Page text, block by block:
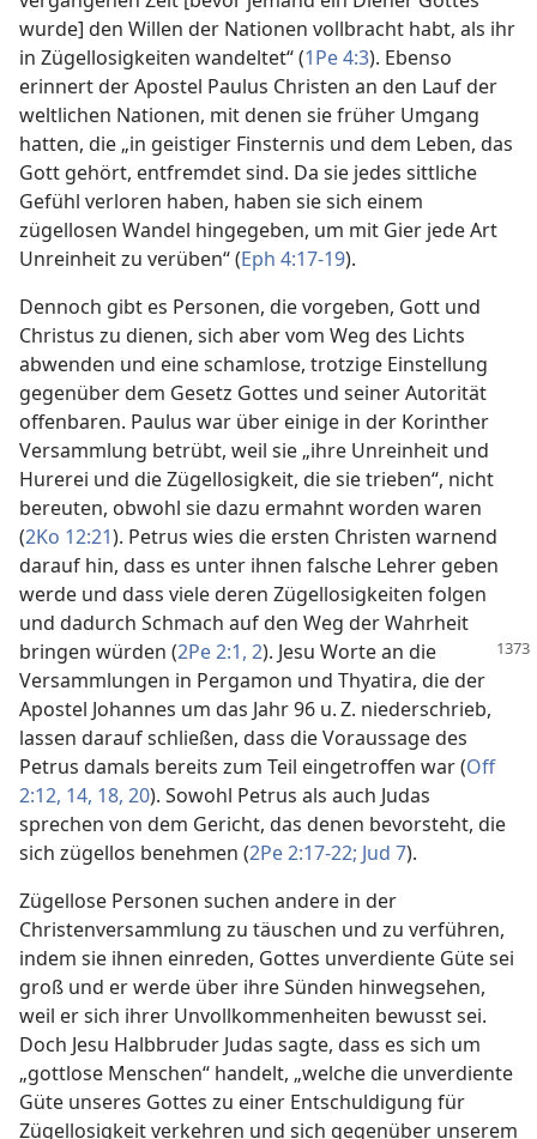
wurde] den Willen der Nationen vollbracht habt, als ihr
in Zügellosigkeiten wandeltet“ (1Pe 4:3). Ebenso
erinnert der Apostel Paulus Christen an den Lauf der
weltlichen Nationen, mit denen sie früher Umgang
hatten, die „in geistiger Finsternis und dem Leben, das
Gott gehört, entfremdet sind. Da sie jedes sittliche
Gefühl verloren haben, haben sie sich einem
zügellosen Wandel hingegeben, um mit Gier jede Art
Unreinheit zu verüben“ (Eph 4:17-19).
Dennoch gibt es Personen, die vorgeben, Gott und
Christus zu dienen, sich aber vom Weg des Lichts
abwenden und eine schamlose, trotzige Einstellung
gegenüber dem Gesetz Gottes und seiner Autorität
offenbaren. Paulus war über einige in der Korinther
Versammlung betrübt, weil sie „ihre Unreinheit und
Hurerei und die Zügellosigkeit, die sie trieben“, nicht
bereuten, obwohl sie dazu ermahnt worden waren
(2Ko 12:21). Petrus wies die ersten Christen warnend
darauf hin, dass es unter ihnen falsche Lehrer geben
werde und dass viele deren Zügellosigkeiten folgen
und dadurch Schmach auf den Weg der Wahrheit
bringen würden (2Pe 2:1, 2). Jesu Worte an die
Versammlungen in Pergamon und Thyatira, die der
Apostel Johannes um das Jahr 96 u. Z. niederschrieb,
lassen darauf schließen, dass die Voraussage des
Petrus damals bereits zum Teil eingetroffen war (Off
2:12, 14, 18, 20). Sowohl Petrus als auch Judas
sprechen von dem Gericht, das denen bevorsteht, die
sich zügellos benehmen (2Pe 2:17-22; Jud 7).
Zügellose Personen suchen andere in der
Christenversammlung zu täuschen und zu verführen,
indem sie ihnen einreden, Gottes unverdiente Güte sei
groß und er werde über ihre Sünden hinwegsehen,
weil er sich ihrer Unvollkommenheiten bewusst sei.
Doch Jesu Halbbruder Judas sagte, dass es sich um
„gottlose Menschen“ handelt, „welche die unverdiente
Güte unseres Gottes zu einer Entschuldigung für
Zügellosigkeit verkehren und sich gegenüber unserem